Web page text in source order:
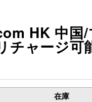
HK 中国
チャージ可
在庫